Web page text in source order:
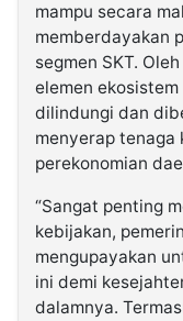
mampu secara
memberdayakan
segmen SKT.
elemen
dilindungi dan
menyerap tenaga
perekonomian
“Sangat penting
kebijakan,
mengupayakan
ini demi
dalamnya.